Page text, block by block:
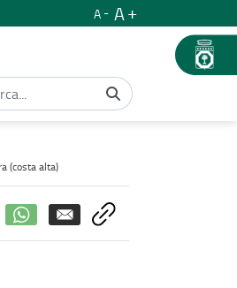
A
A
rischio da erosione costiera (costa
(costa alta)